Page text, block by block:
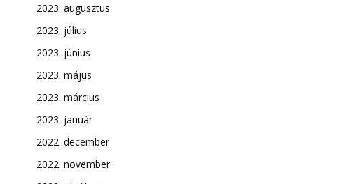
2023. augusztus
2023. július
2023. június
2023. május
2023. március
2023. január
2022. december
2022. november